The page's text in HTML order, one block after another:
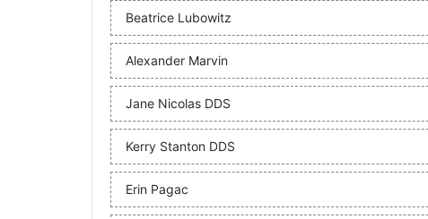
Beatrice Lubowitz
Alexander Marvin
Jane Nicolas DDS
Kerry Stanton DDS
Erin Pagac